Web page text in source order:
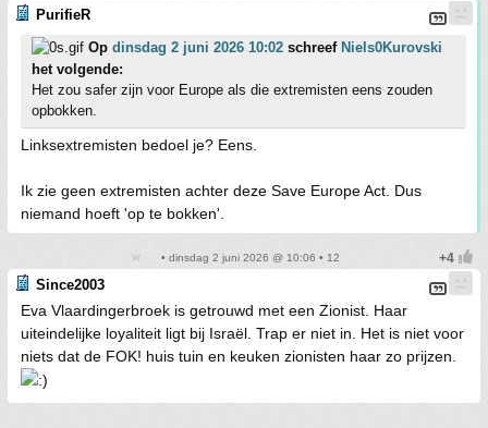
PurifieR
Op dinsdag 2 juni 2026 10:02 schreef Niels0Kurovski
het volgende:
Het zou safer zijn voor Europe als die extremisten eens zouden
opbokken.
Linksextremisten bedoel je? Eens.
Ik zie geen extremisten achter deze Save Europe Act. Dus
niemand hoeft 'op te bokken'.
• dinsdag 2 juni 2026 @ 10:06 • 12
Since2003
Eva Vlaardingerbroek is getrouwd met een Zionist. Haar
uiteindelijke loyaliteit ligt bij Israël. Trap er niet in. Het is niet voor
niets dat de FOK! huis tuin en keuken zionisten haar zo prijzen.